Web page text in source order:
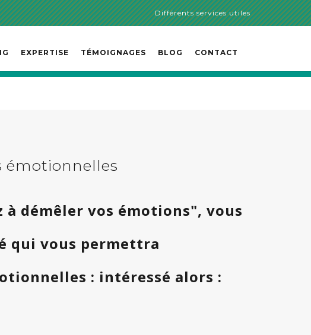
Différents services utiles
EXPERTISE TÉMOIGNAGES BLOG CONTACT
émotionnelles
démêler vos émotions", vous
qui vous permettra
: intéressé alors :